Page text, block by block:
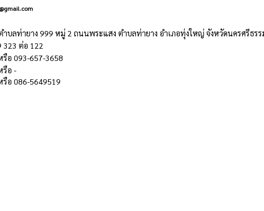
ำบลท่ายาง 999 หมู่ 2 ถนนพระแสง ตำบลท่ายาง อำเภอทุ่งใหญ่ จังหวัดนครศรีธร
323 ต่อ 122
รือ 093-657-3658
รือ -
รือ 086-5649519